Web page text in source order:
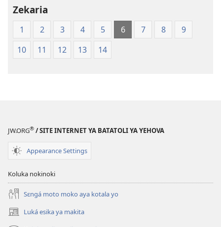
Scriptures
(Softcover
Zekaria
1 2 3 4 5 6 7 8
9
10
11 12 13 14
JW.ORG® / SITE INTERNET YA BATATOLI YA YEHOVA
Appearance Settings
Koluka nokinoki
Sɛngá moto moko aya kotala yo
Luká esika ya makita
(fungolá